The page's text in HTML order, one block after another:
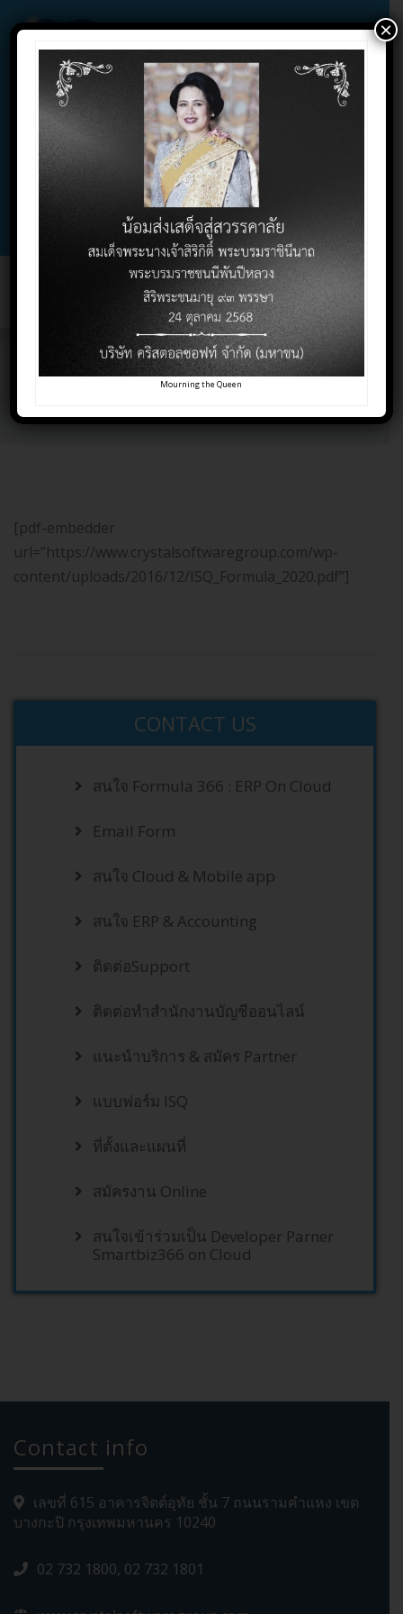
02-732-1900 , 02-732-1800 , 086-325-9004
Contact Click Support Click
Toggle
แบบฟอร์ม ISQ
Home
[pdf-embedder
url=”https://www.crystalsoftwaregroup.com/wp-
content/uploads/2016/12/ISQ_Formula_2020.pdf”]
CONTACT US
สนใจ Formula 366 : ERP On Cloud
Email Form
สนใจ Cloud & Mobile app
สนใจ ERP & Accounting
ติดต่อSupport
ติดต่อทำสำนักงานบัญชีออนไลน์
แนะนำบริการ & สมัคร Partner
แบบฟอร์ม ISQ
ที่ตั้งและแผนที่
สมัครงาน Online
สนใจเข้าร่วมเป็น Developer Parner
Smartbiz366 on Cloud
Contact info
เลขที่ 615 อาคารจิตต์อุทัย ชั้น 7 ถนนรามคำแหง เขต
บางกะปิ กรุงเทพมหานคร 10240
02 732 1800, 02 732 1801
Mourning the Queen
×